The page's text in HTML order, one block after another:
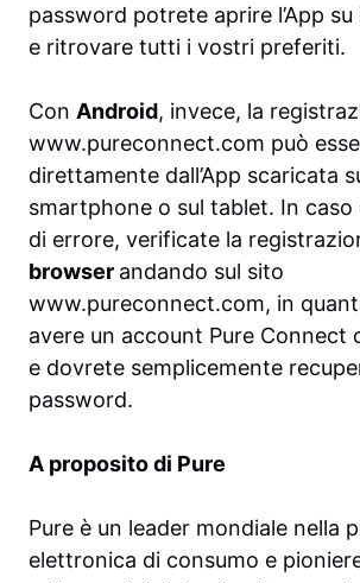
password potrete aprire l’App su
e ritrovare tutti i vostri preferiti.
Con Android, invece, la
www.pureconnect.com può
direttamente dall’App scaricata
smartphone o sul tablet. In caso
di errore, verificate la
browser andando sul sito
www.pureconnect.com, in
avere un account Pure Connect
e dovrete semplicemente
password.
A proposito di Pure
Pure è un leader mondiale nella
elettronica di consumo e